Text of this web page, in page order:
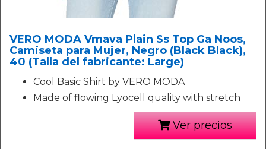
VERO MODA Vmava Plain Ss Top Ga Noos,
Camiseta para Mujer, Negro (Black Black),
40 (Talla del fabricante: Large)
Cool Basic Shirt by VERO MODA
Made of flowing Lyocell quality with stretch
Ver precios